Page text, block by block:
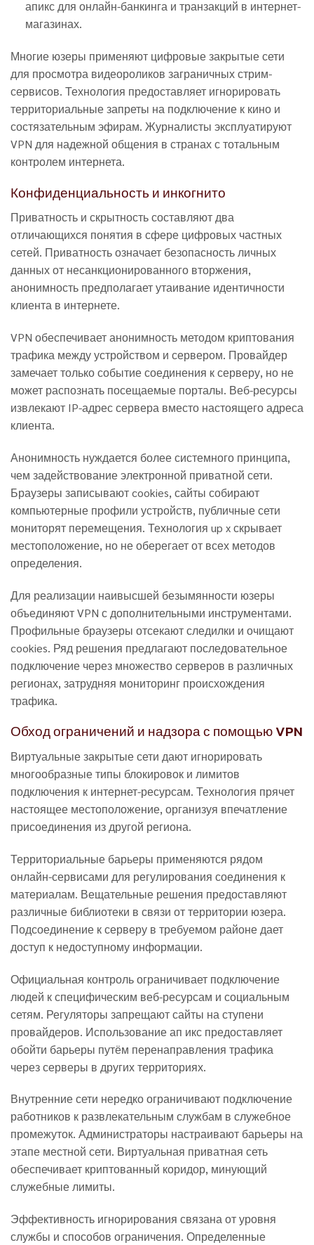
апикс для онлайн-банкинга и транзакций в интернет-
магазинах.
Многие юзеры применяют цифровые закрытые сети
для просмотра видеороликов заграничных стрим-
сервисов. Технология предоставляет игнорировать
территориальные запреты на подключение к кино и
состязательным эфирам. Журналисты эксплуатируют
VPN для надежной общения в странах с тотальным
контролем интернета.
Конфиденциальность и инкогнито
Приватность и скрытность составляют два
отличающихся понятия в сфере цифровых частных
сетей. Приватность означает безопасность личных
данных от несанкционированного вторжения,
анонимность предполагает утаивание идентичности
клиента в интернете.
VPN обеспечивает анонимность методом криптования
трафика между устройством и сервером. Провайдер
замечает только событие соединения к серверу, но не
может распознать посещаемые порталы. Веб-ресурсы
извлекают IP-адрес сервера вместо настоящего адреса
клиента.
Анонимность нуждается более системного принципа,
чем задействование электронной приватной сети.
Браузеры записывают cookies, сайты собирают
компьютерные профили устройств, публичные сети
мониторят перемещения. Технология up x скрывает
местоположение, но не оберегает от всех методов
определения.
Для реализации наивысшей безымянности юзеры
объединяют VPN с дополнительными инструментами.
Профильные браузеры отсекают следилки и очищают
cookies. Ряд решения предлагают последовательное
подключение через множество серверов в различных
регионах, затрудняя мониторинг происхождения
трафика.
Обход ограничений и надзора с помощью VPN
Виртуальные закрытые сети дают игнорировать
многообразные типы блокировок и лимитов
подключения к интернет-ресурсам. Технология прячет
настоящее местоположение, организуя впечатление
присоединения из другой региона.
Территориальные барьеры применяются рядом
онлайн-сервисами для регулирования соединения к
материалам. Вещательные решения предоставляют
различные библиотеки в связи от территории юзера.
Подсоединение к серверу в требуемом районе дает
доступ к недоступному информации.
Официальная контроль ограничивает подключение
людей к специфическим веб-ресурсам и социальным
сетям. Регуляторы запрещают сайты на ступени
провайдеров. Использование ап икс предоставляет
обойти барьеры путём перенаправления трафика
через серверы в других территориях.
Внутренние сети нередко ограничивают подключение
работников к развлекательным службам в служебное
промежуток. Администраторы настраивают барьеры на
этапе местной сети. Виртуальная приватная сеть
обеспечивает криптованный коридор, минующий
служебные лимиты.
Эффективность игнорирования связана от уровня
службы и способов ограничения. Определенные